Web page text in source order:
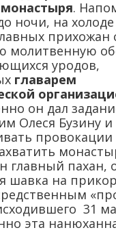
.
ночи, на
прихожан
молитвенную
уродов,
главарем
он дал
Олеся Бузину и
провокации
главный пахан,
шавка на
31
эта